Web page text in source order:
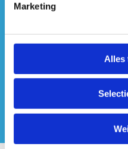
Marketing
Alles
ook op